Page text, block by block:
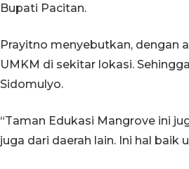
Bupati Pacitan.
Prayitno menyebutkan, dengan
UMKM di sekitar lokasi.
Sidomulyo.
“Taman Edukasi Mangrove ini
juga dari daerah lain. Ini hal baik